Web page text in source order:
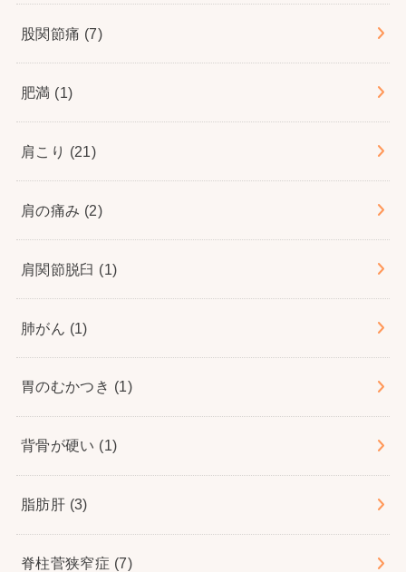
股関節痛 (7)
肥満 (1)
肩こり (21)
肩の痛み (2)
肩関節脱臼 (1)
肺がん (1)
胃のむかつき (1)
背骨が硬い (1)
脂肪肝 (3)
脊柱菅狭窄症 (7)